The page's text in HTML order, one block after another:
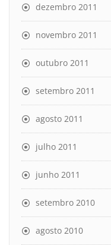
dezembro 2011
novembro 2011
outubro 2011
setembro 2011
agosto 2011
julho 2011
junho 2011
setembro 2010
agosto 2010